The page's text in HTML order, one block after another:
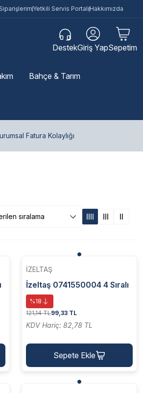
Yetkili Servis Portalı Hakkımızda
DestekGiriş YapSepetim
Bahçe & Tarım
Fatura Kolaylığı
İZELTAŞ
İzeltaş 0741550004 4 Sıralı
Tel Fırça Ağaç Saplı
%18
121,14 TL99,33 TL
KDV Hariç: 82,78 TL
Sepete Ekle